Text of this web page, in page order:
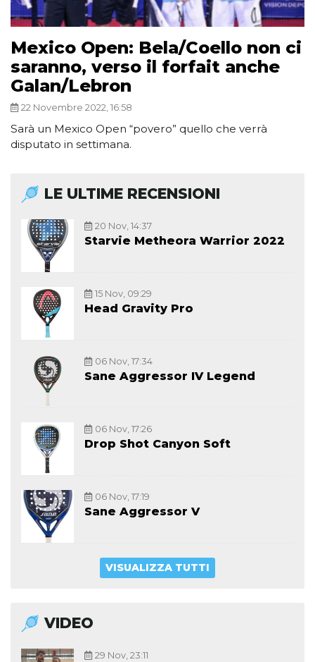
Mexico Open: Bela/Coello non ci
saranno, verso il forfait anche
Galan/Lebron
22 Novembre 2022, 16:58
Sarà un Mexico Open “povero” quello che verrà
disputato in settimana.
LE ULTIME RECENSIONI
20 Nov, 14:37
Starvie Metheora Warrior 2022
15 Nov, 09:29
Head Gravity Pro
06 Nov, 17:34
Sane Aggressor IV Legend
06 Nov, 17:26
Drop Shot Canyon Soft
06 Nov, 17:19
Sane Aggressor V
VISUALIZZA TUTTI
VIDEO
29 Nov, 23:11